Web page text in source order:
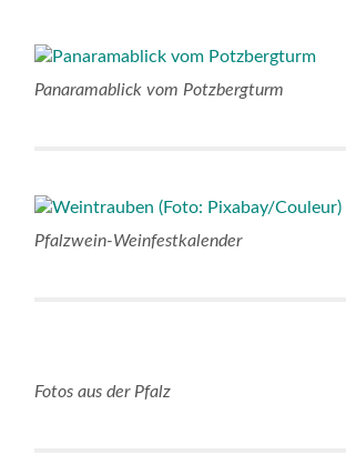
Panaramablick vom Potzbergturm
Pfalzwein-Weinfestkalender
Fotos aus der Pfalz